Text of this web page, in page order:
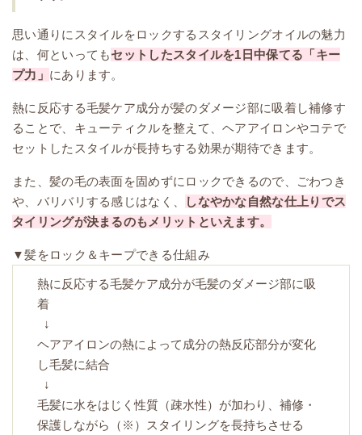
思い通りにスタイルをロックするスタイリングオイルの魅力
は、何といってもセットしたスタイルを1日中保てる「キー
プ力」 にあります。
熱に反応する毛髪ケア成分が髪のダメージ部に吸着し補修す
ることで、キューティクルを整えて、ヘアアイロンやコテで
セットしたスタイルが長持ちする効果が期待できます。
また、髪の毛の表面を固めずにロックできるので、ごわつき
や、バリバリする感じはなく、
しなやかな自然な仕上りでス
タイリングが決まるのもメリットといえます。
▼髪をロック＆キープできる仕組み
熱に反応する毛髪ケア成分が毛髪のダメージ部に吸
着
↓
ヘアアイロンの熱によって成分の熱反応部分が変化
し毛髪に結合
↓
毛髪に水をはじく性質（疎水性）が加わり、補修・
保護しながら（※）スタイリングを長持ちさせる